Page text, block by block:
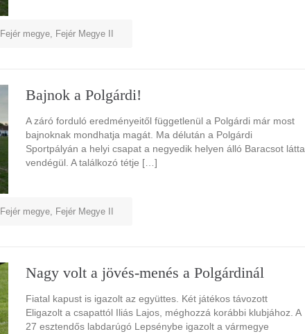
Fejér megye Fejér Megye II
Bajnok a Polgárdi!
A záró forduló eredményeitől függetlenül a Polgárdi már most
bajnoknak mondhatja magát. Ma délután a Polgárdi
Sportpályán a helyi csapat a negyedik helyen álló Baracsot látta
vendégül. A találkozó tétje […]
Fejér megye Fejér Megye II
Nagy volt a jövés-menés a Polgárdinál
Fiatal kapust is igazolt az együttes. Két játékos távozott
Eligazolt a csapattól Iliás Lajos, méghozzá korábbi klubjához. A
27 esztendős labdarúgó Lepsénybe igazolt a vármegye